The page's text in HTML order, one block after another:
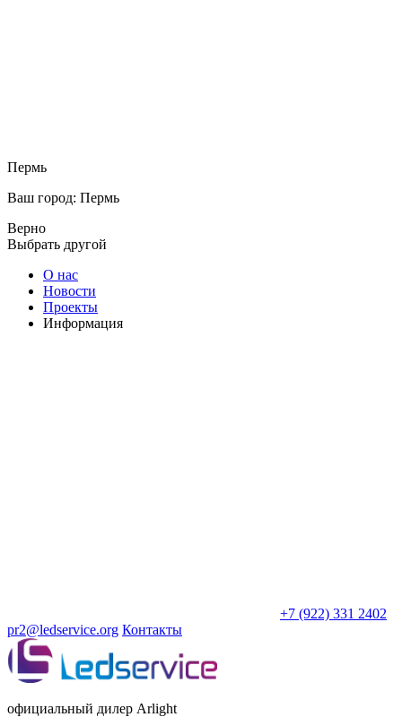
Пермь
Ваш город: Пермь
Верно
Выбрать другой
О нас
Новости
Проекты
Информация
+7 (922) 331 2402
pr2@ledservice.org Контакты
официальный дилер Arlight